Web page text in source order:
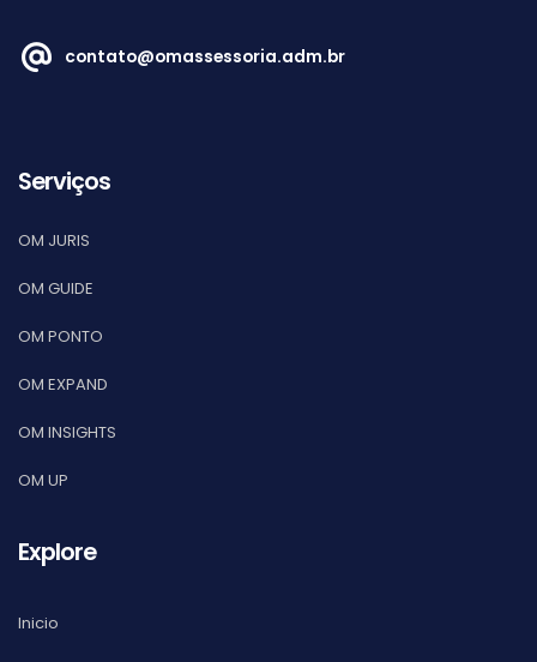
contato@omassessoria.adm.br
Serviços
OM JURIS
OM GUIDE
OM PONTO
OM EXPAND
OM INSIGHTS
OM UP
Explore
Inicio